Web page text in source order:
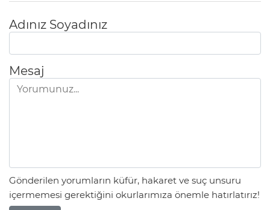
Adınız Soyadınız
Mesaj
Gönderilen yorumların küfür, hakaret ve suç unsuru
içermemesi gerektiğini okurlarımıza önemle hatırlatırız!